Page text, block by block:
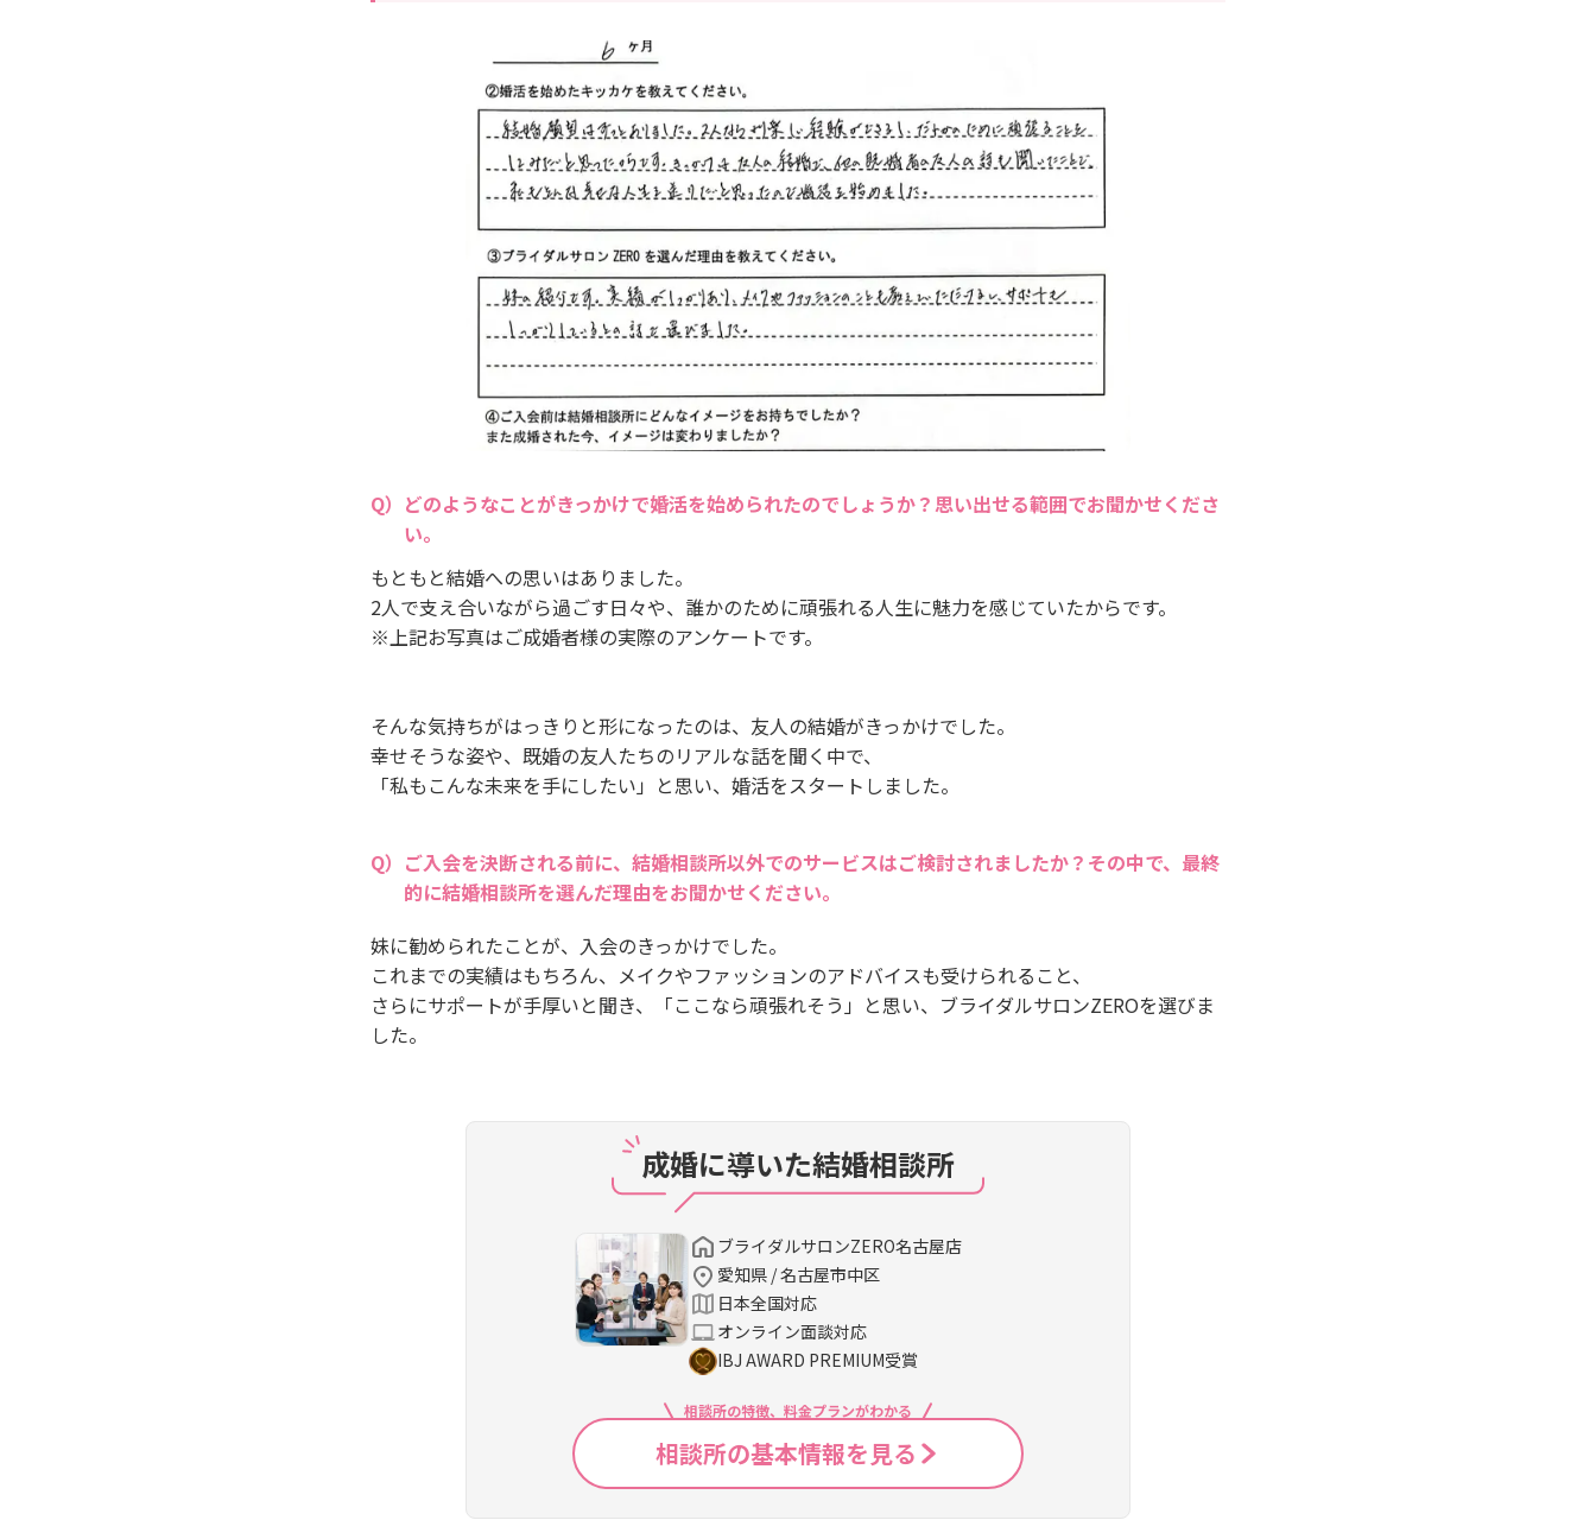
どのようなことがきっかけで婚活を始められたのでしょうか？思い出せる範囲でお聞かせくださ
い。
もともと結婚への思いはありました。
2人で支え合いながら過ごす日々や、誰かのために頑張れる人生に魅力を感じていたからです。
※上記お写真はご成婚者様の実際のアンケートです。
そんな気持ちがはっきりと形になったのは、友人の結婚がきっかけでした。
幸せそうな姿や、既婚の友人たちのリアルな話を聞く中で、
「私もこんな未来を手にしたい」と思い、婚活をスタートしました。
ご入会を決断される前に、結婚相談所以外でのサービスはご検討されましたか？その中で、最終
的に結婚相談所を選んだ理由をお聞かせください。
妹に勧められたことが、入会のきっかけでした。
これまでの実績はもちろん、メイクやファッションのアドバイスも受けられること、
さらにサポートが手厚いと聞き、「ここなら頑張れそう」と思い、ブライダルサロンZEROを選びま
した。
成婚に導いた結婚相談所
ブライダルサロンZERO名古屋店
愛知県 / 名古屋市中区
日本全国対応
オンライン面談対応
IBJ AWARD PREMIUM受賞
相談所の特徴、料金プランがわかる
相談所の基本情報を見る